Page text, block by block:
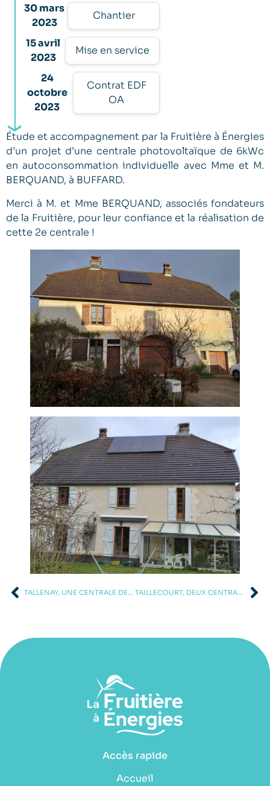
30 mars
2023
Chantier
15 avril
2023
Mise en service
24
octobre
2023
Contrat EDF
OA
Étude et accompagnement par la Fruitière à Énergies
d’un projet d’une centrale photovoltaïque de 6kWc
en autoconsommation individuelle avec Mme et M.
BERQUAND, à BUFFARD.
Merci à M. et Mme BERQUAND, associés fondateurs
de la Fruitière, pour leur confiance et la réalisation de
cette 2e centrale !
TALLENAY, UNE CENTRALE DE 6 KWC TAILLECOURT, DEUX CENTRALES PHOTOVOLTAÏQUES DE 3 KWC
Accès rapide
Accueil